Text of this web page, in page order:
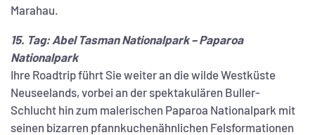
Marahau.
15. Tag: Abel Tasman Nationalpark – Paparoa
Nationalpark
Ihre Roadtrip führt Sie weiter an die wilde Westküste
Neuseelands, vorbei an der spektakulären Buller-
Schlucht hin zum malerischen Paparoa Nationalpark mit
seinen bizarren pfannkuchenähnlichen Felsformationen